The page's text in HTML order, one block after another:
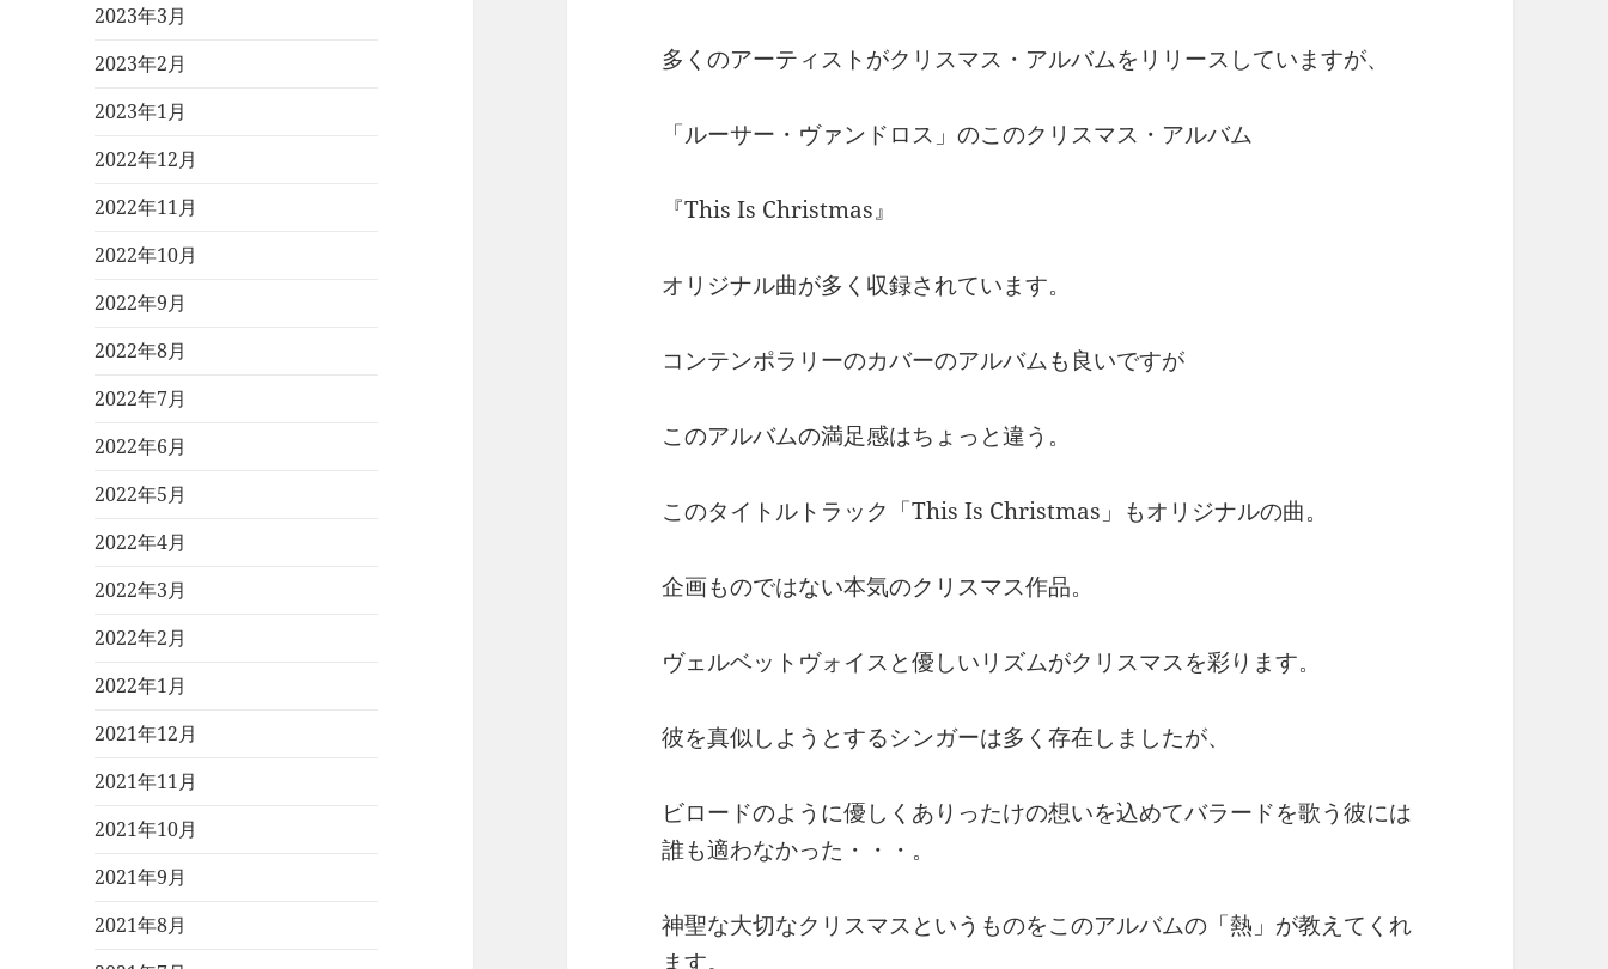
2023年3月
2023年2月
2023年1月
2022年12月
2022年11月
2022年10月
2022年9月
2022年8月
2022年7月
2022年6月
2022年5月
2022年4月
2022年3月
2022年2月
2022年1月
2021年12月
2021年11月
2021年10月
2021年9月
2021年8月
多くのアーティストがクリスマス・アルバムをリリースしていますが、
「ルーサー・ヴァンドロス」のこのクリスマス・アルバム
『This Is Christmas』
オリジナル曲が多く収録されています。
コンテンポラリーのカバーのアルバムも良いですが
このアルバムの満足感はちょっと違う。
このタイトルトラック「This Is Christmas」もオリジナルの曲。
企画ものではない本気のクリスマス作品。
ヴェルベットヴォイスと優しいリズムがクリスマスを彩ります。
彼を真似しようとするシンガーは多く存在しましたが、
ビロードのように優しくありったけの想いを込めてバラードを歌う彼には
誰も適わなかった・・・。
神聖な大切なクリスマスというものをこのアルバムの「熱」が教えてくれ
ます。